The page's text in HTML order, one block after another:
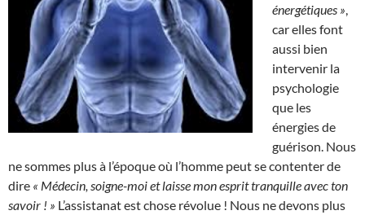
énergétiques »
car elles font
aussi bien
intervenir la
psychologie
que les
énergies de
guérison. Nous
ne sommes plus à l’époque où l’homme peut se contenter de
dire « Médecin, soigne-moi et laisse mon esprit tranquille avec ton
savoir ! » L’assistanat est chose révolue ! Nous ne devons plus